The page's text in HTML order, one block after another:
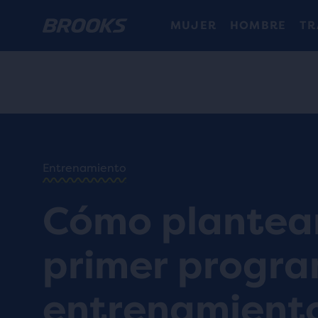
MUJER HOMBRE
TRAINING
MARATHON
PREPARATION
Entrenamiento
Cómo
primer